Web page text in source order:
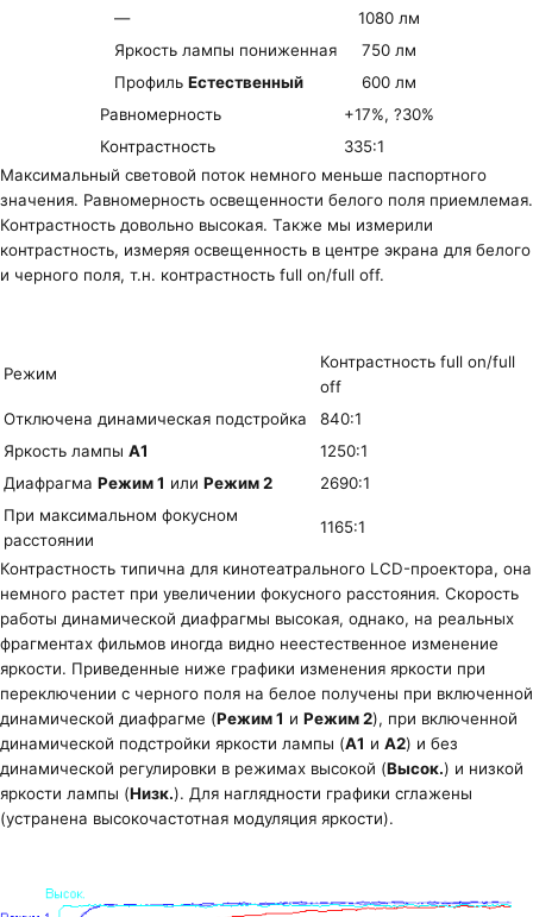
—
1080 лм
Яркость лампы пониженная
750 лм
Профиль Естественный
600 лм
Равномерность
+17%, ?30%
Контрастность
335:1
Максимальный световой поток немного меньше паспортного
значения. Равномерность освещенности белого поля приемлемая.
Контрастность довольно высокая. Также мы измерили
контрастность, измеряя освещенность в центре экрана для белого
и черного поля, т.н. контрастность full on/full off.
Режим
Контрастность full on/full
off
Отключена динамическая подстройка
840:1
Яркость лампы A1
1250:1
Диафрагма Режим 1 или Режим 2
2690:1
При максимальном фокусном
расстоянии
1165:1
Контрастность типична для кинотеатрального LCD-проектора, она
немного растет при увеличении фокусного расстояния. Скорость
работы динамической диафрагмы высокая, однако, на реальных
фрагментах фильмов иногда видно неестественное изменение
яркости. Приведенные ниже графики изменения яркости при
переключении с черного поля на белое получены при включенной
динамической диафрагме (Режим 1 и Режим 2), при включенной
динамической подстройки яркости лампы (A1 и A2) и без
динамической регулировки в режимах высокой (Высок.) и низкой
яркости лампы (Низк.). Для наглядности графики сглажены
(устранена высокочастотная модуляция яркости).